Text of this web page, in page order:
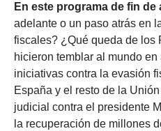
En este programa de fin de
adelante o un paso atrás en
fiscales? ¿Qué queda de los
hicieron temblar al mundo
iniciativas contra la evasión
España y el resto de la
judicial contra el presidente
la recuperación de millones